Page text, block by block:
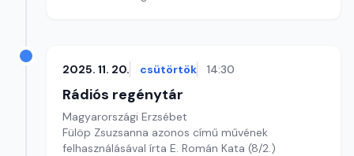
2025. 11. 20. csütörtök 14:30
Rádiós regénytár
Magyarországi Erzsébet
Fülöp Zsuzsanna azonos című művének
felhasználásával írta E. Román Kata (8/2.)